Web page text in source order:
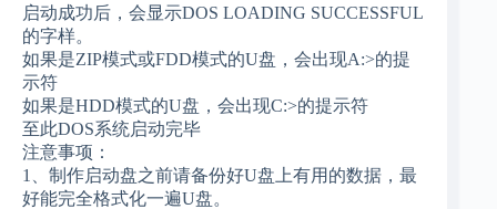
启动成功后，会显示DOS LOADING SUCCESSFUL
的字样。
如果是ZIP模式或FDD模式的U盘，会出现A:>的提
示符
如果是HDD模式的U盘，会出现C:>的提示符
至此DOS系统启动完毕
注意事项：
1、制作启动盘之前请备份好U盘上有用的数据，最
好能完全格式化一遍U盘。